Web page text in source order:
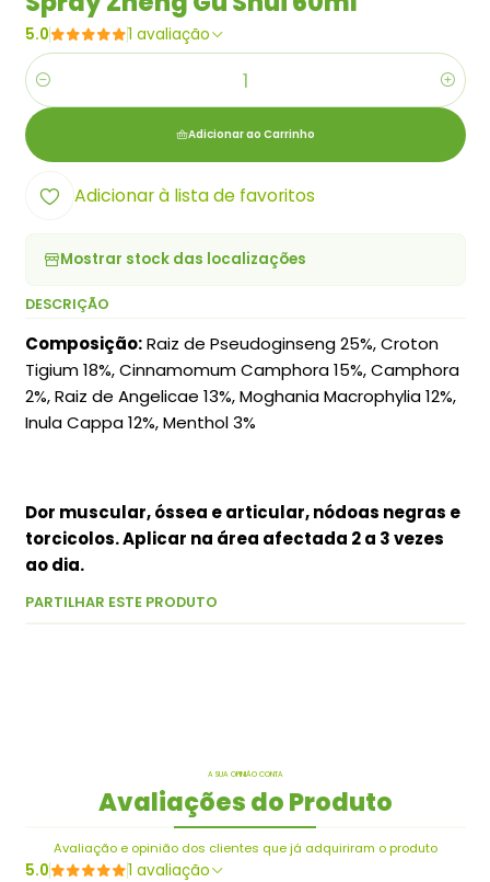
5.0 1 avaliação
Quantidade
Adicionar ao Carrinho
Adicionar à lista de favoritos
Mostrar stock das localizações
DESCRIÇÃO
Composição:Raiz de Pseudoginseng 25%, Croton
Tigium 18%, Cinnamomum Camphora 15%, Camphora
2%, Raiz de Angelicae 13%, Moghania Macrophylia 12%,
Inula Cappa 12%, Menthol 3%
Dor muscular, óssea e articular, nódoas negras e
torcicolos. Aplicar na área afectada 2 a 3 vezes
ao dia.
PARTILHAR ESTE PRODUTO
A SUA OPINIÃO CONTA
Avaliações do Produto
Avaliação e opinião dos clientes que já adquiriram o produto
5.0 1 avaliação